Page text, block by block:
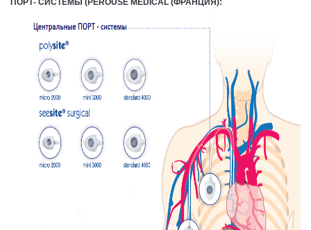
ПОРТ- СИСТЕМЫ (PEROUSE MEDICAL (ФРАНЦИЯ):